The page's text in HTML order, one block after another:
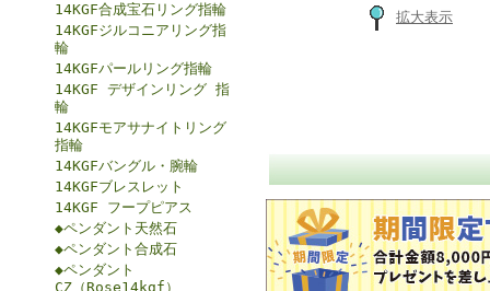
14KGF合成宝石リング指輪
14KGFジルコニアリング指
輪
14KGFパールリング指輪
14KGF デザインリング 指
輪
14KGFモアサナイトリング
指輪
14KGFバングル・腕輪
14KGFブレスレット
14KGF フープピアス
◆ペンダント天然石
◆ペンダント合成石
◆ペンダント
CZ（Rose14kgf）
拡大表示